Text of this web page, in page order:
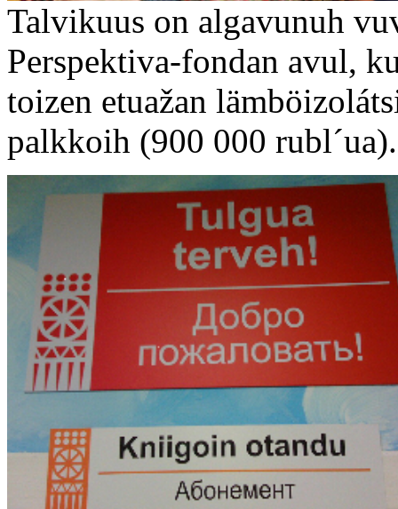
Talvikuus on algavunuh
Perspektiva-fondan avul,
toizen etuažan
palkkoih (900 000 rubl´ua).